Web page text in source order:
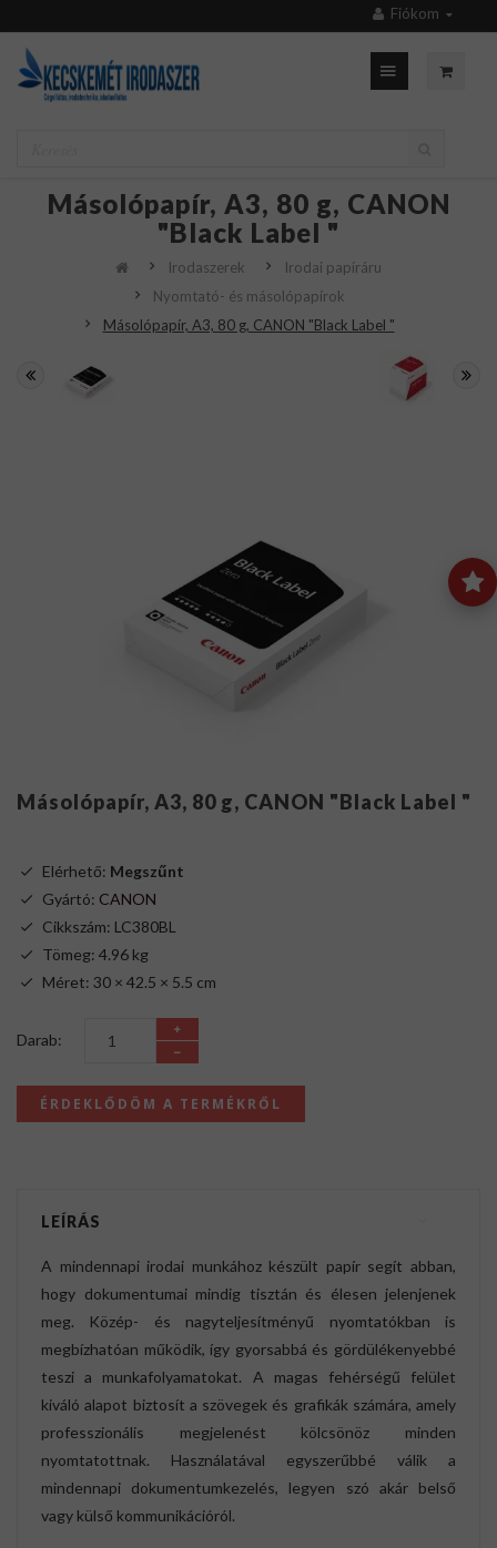
Fiókom
Másolópapír, A3, 80 g, CANON
"Black Label "
Irodaszerek
Irodai papíráru
Nyomtató- és másolópapírok
Másolópapír, A3, 80 g, CANON "Black Label "
Másolópapír, A3, 80 g, CANON "Black Label "
Elérhető: Megszűnt
Gyártó: CANON
Cikkszám: LC380BL
Tömeg: 4.96 kg
Méret: 30 × 42.5 × 5.5 cm
Darab:
ÉRDEKLŐDÖM A TERMÉKRŐL
LEÍRÁS
A mindennapi irodai munkához készült papír segít abban,
hogy dokumentumai mindig tisztán és élesen jelenjenek
meg. Közép- és nagyteljesítményű nyomtatókban is
megbízhatóan működik, így gyorsabbá és gördülékenyebbé
teszi a munkafolyamatokat. A magas fehérségű felület
kiváló alapot biztosít a szövegek és grafikák számára, amely
professzionális megjelenést kölcsönöz minden
nyomtatottnak. Használatával egyszerűbbé válik a
mindennapi dokumentumkezelés, legyen szó akár belső
vagy külső kommunikációról.